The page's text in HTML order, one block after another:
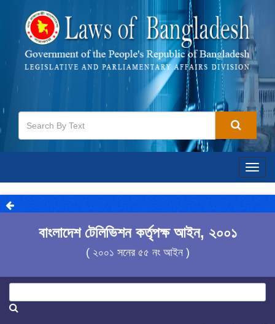
বাংলাদেশ টেলিভিশন কর্তৃপক্ষ আইন, ২০০১
( ২০০১ সনের ৫৫ নং আইন )